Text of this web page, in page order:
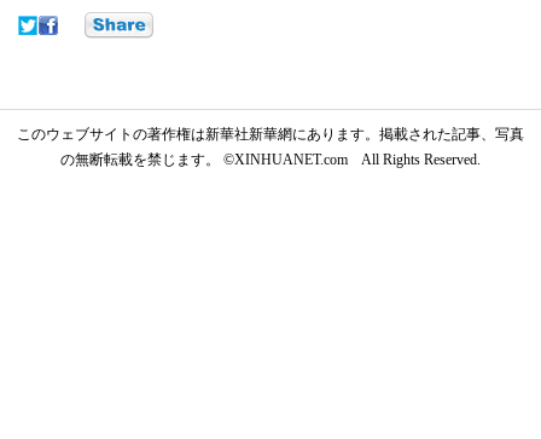
このウェブサイトの著作権は新華社新華網にあります。掲載された記事、写真
の無断転載を禁じます。 ©XINHUANET.com All Rights Reserved.